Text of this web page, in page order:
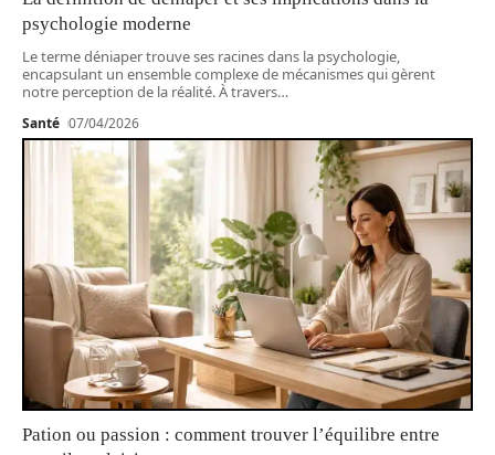
psychologie moderne
Le terme déniaper trouve ses racines dans la psychologie,
encapsulant un ensemble complexe de mécanismes qui gèrent
notre perception de la réalité. À travers…
Santé 07/04/2026
Pation ou passion : comment trouver l’équilibre entre